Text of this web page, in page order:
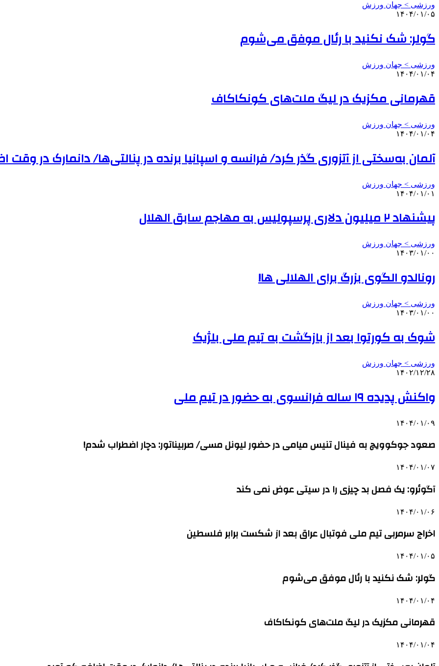
ورزشی > جهان ورزش
۱۴۰۴/۰۱/۰۵
گولر: شک نکنید با رئال موفق می‌شوم
ورزشی > جهان ورزش
۱۴۰۴/۰۱/۰۴
قهرمانی مکزیک در لیگ ملت‌های کونکاکاف
ورزشی > جهان ورزش
۱۴۰۴/۰۱/۰۴
آلمان به‌سختی از آتزوری گذر کرد/ فرانسه و اسپانیا برنده در پنالتی‌ها/ دانمارک در وقت‌
ورزشی > جهان ورزش
۱۴۰۴/۰۱/۰۱
پیشنهاد ۲ میلیون دلاری پرسپولیس به مهاجم سابق الهلال
ورزشی > جهان ورزش
۱۴۰۳/۰۱/۰۰
رونالدو الگوی بزرگ برای الهلالی ها!
ورزشی > جهان ورزش
۱۴۰۳/۰۱/۰۰
شوک به کورتوا بعد از بازگشت به تیم ملی بلژیک
ورزشی > جهان ورزش
۱۴۰۲/۱۲/۲۸
واکنش پدیده ۱۹ ساله فرانسوی به حضور در تیم ملی
۱۴۰۴/۰۱/۰۹
صعود جوکوویچ به فینال تنیس میامی در حضور لیونل مسی/ صربیناتور: دچار اضطراب شدم!
۱۴۰۴/۰۱/۰۷
آگوئرو: یک فصل بد چیزی را در سیتی عوض نمی کند
۱۴۰۴/۰۱/۰۶
اخراج سرمربی تیم ملی فوتبال عراق بعد از شکست برابر فلسطین
۱۴۰۴/۰۱/۰۵
گولر: شک نکنید با رئال موفق می‌شوم
۱۴۰۴/۰۱/۰۴
قهرمانی مکزیک در لیگ ملت‌های کونکاکاف
۱۴۰۴/۰۱/۰۴